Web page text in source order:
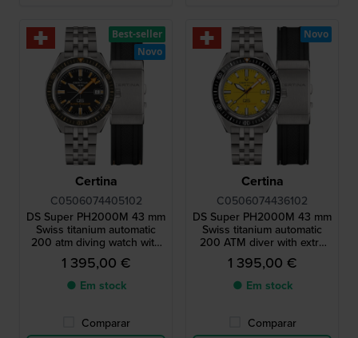
Certina
C0506074405102
DS Super PH2000M 43 mm
Swiss titanium automatic
200 atm diving watch with
ceramic bezel
1 395,00 €
● Em stock
Comparar
Best-seller
Novo
Certina
C0506074436102
DS Super PH2000M 43 mm
Swiss titanium automatic
200 ATM diver with extra
rubber strap
1 395,00 €
● Em stock
Comparar
Novo